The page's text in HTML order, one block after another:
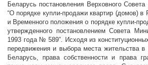
Беларусь постановления Верховного
“О порядке купли-продажи квартир (домов) в
и Временного положения о порядке купли-
утвержденного постановлением Совета
1993 года № 589”. Исходя из
передвижения и выбора места жительства в
Беларусь, права собственности и права